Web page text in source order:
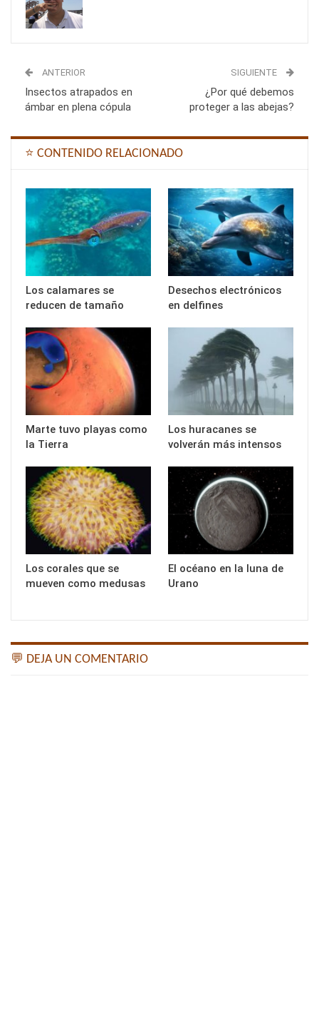
ANTERIOR
Insectos atrapados en
ámbar en plena cópula
SIGUIENTE
¿Por qué debemos
proteger a las abejas?
⭐ CONTENIDO RELACIONADO
Los calamares se
reducen de tamaño
Desechos electrónicos
en delfines
Marte tuvo playas como
la Tierra
Los huracanes se
volverán más intensos
Los corales que se
mueven como medusas
El océano en la luna de
Urano
💬 DEJA UN COMENTARIO